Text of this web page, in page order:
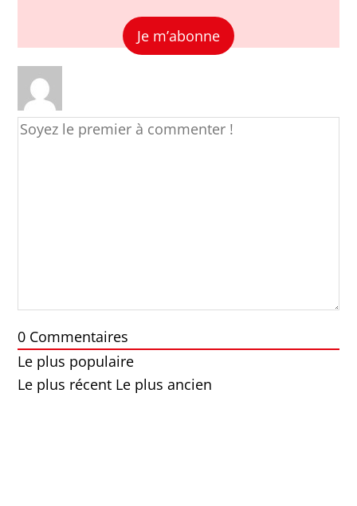
Je m’abonne
0 Commentaires
Le plus populaire
Le plus récent Le plus ancien